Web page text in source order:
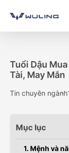
Tuổi Dậu
Tài, May Mắn
Tin chuyên ngành
Mục lục
1. Mệnh và